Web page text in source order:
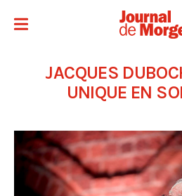
JACQUES
UNIQUE EN